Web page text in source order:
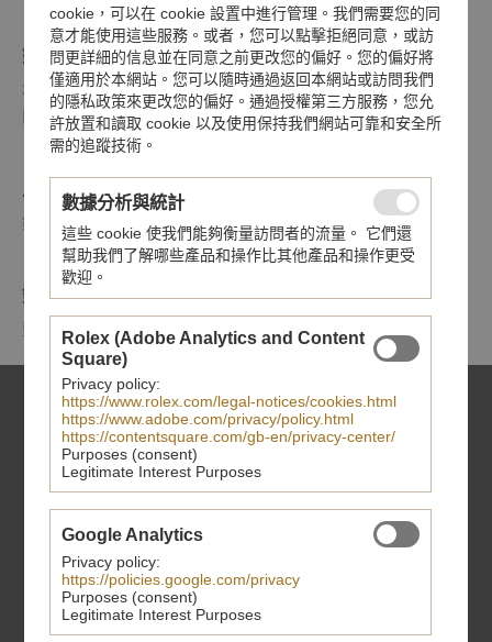
錶帶
316L鋼一體式錶帶，5排鏈節，外側及中間鏈節經磨砂處理，
間隔鏈節精細磨光，配摺扣及保險扣
上鏈錶冠
鋼旋入式上鏈錶冠，飾以帝舵表標誌
鏡面
藍水晶鏡面
cookie，可以在 cookie 設置中進行管理。我們需要您的同
意才能使用這些服務。或者，您可以點擊拒絕同意，或訪
問更詳細的信息並在同意之前更改您的偏好。您的偏好將
僅適用於本網站。您可以隨時通過返回本網站或訪問我們
的隱私政策來更改您的偏好。通過授權第三方服務，您允
許放置和讀取 cookie 以及使用保持我們網站可靠和安全所
需的追蹤技術。
數據分析與統計
這些 cookie 使我們能夠衡量訪問者的流量。 它們還
幫助我們了解哪些產品和操作比其他產品和操作更受
歡迎。
Rolex (Adobe Analytics and Content
Square)
Privacy policy:
https://www.rolex.com/legal-notices/cookies.html
https://www.adobe.com/privacy/policy.html
https://contentsquare.com/gb-en/privacy-center/
Purposes (consent)
Legitimate Interest Purposes
Google Analytics
Privacy policy:
https://policies.google.com/privacy
Purposes (consent)
Legitimate Interest Purposes